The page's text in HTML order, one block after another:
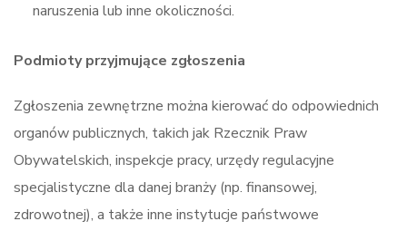
naruszenia lub inne okoliczności.
Podmioty przyjmujące zgłoszenia
Zgłoszenia zewnętrzne można kierować do odpowiednich
organów publicznych, takich jak Rzecznik Praw
Obywatelskich, inspekcje pracy, urzędy regulacyjne
specjalistyczne dla danej branży (np. finansowej,
zdrowotnej), a także inne instytucje państwowe